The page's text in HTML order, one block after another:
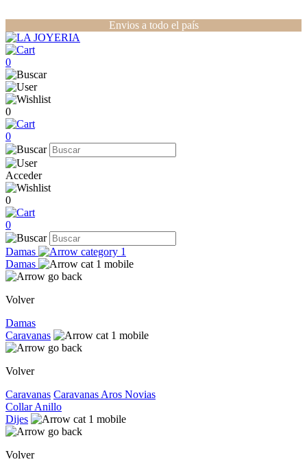
Envios a todo el país
0
0
0
Acceder
0
0
Damas
Damas
Volver
Damas
Caravanas
Volver
Caravanas Caravanas Aros Novias
CollarAnillo
Dijes
Volver